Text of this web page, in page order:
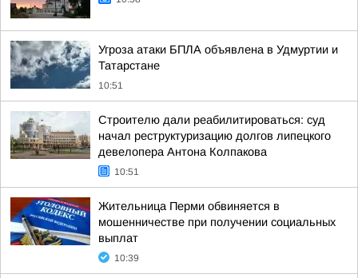
Угроза атаки БПЛА объявлена в Удмуртии и
Татарстане
10:51
Строителю дали реабилитироваться: суд
начал реструктуризацию долгов липецкого
девелопера Антона Колпакова
10:51
Жительница Перми обвиняется в
мошенничестве при получении социальных
выплат
10:39